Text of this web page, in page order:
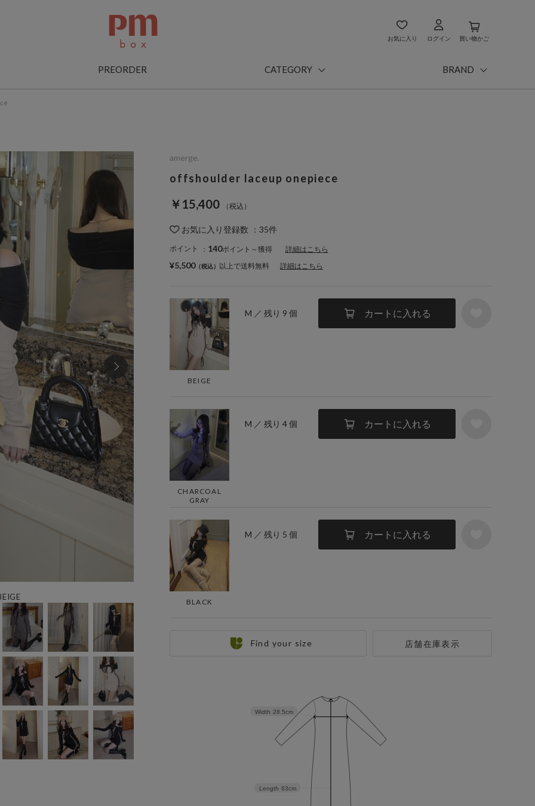
お気に入り ログイン 買い物かご
PREORDER CATEGORY BRAND
offshoulder laceup onepiece
￥15,400
お気に入り登録数 ：35件
ポイント ： 140ポイント～獲得 詳細はこちら
BEIGE
M ／ 残り 9 個 カートに入れる
CHARCOAL
GRAY
M ／ 残り 4 個 カートに入れる
BLACK
M ／ 残り 5 個 カートに入れる
店舗在庫表示
amerge.
¥5,500 以上で送料無料 詳細はこちら
Find your size
Length 63cm
Width 28.5cm